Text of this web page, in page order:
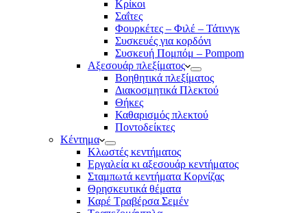
Κρίκοι
Σαΐτες
Φουρκέτες – Φιλέ – Τάτινγκ
Συσκευές για κορδόνι
Συσκευή Πομπόμ – Pompom
Αξεσουάρ πλεξίματος
Βοηθητικά πλεξίματος
Διακοσμητικά Πλεκτού
Θήκες
Καθαρισμός πλεκτού
Ποντοδείκτες
Κέντημα
Κλωστές κεντήματος
Eργαλεία κι αξεσουάρ κεντήματος
Σταμπωτά κεντήματα Κορνίζας
Θρησκευτικά θέματα
Καρέ Τραβέρσα Σεμέν